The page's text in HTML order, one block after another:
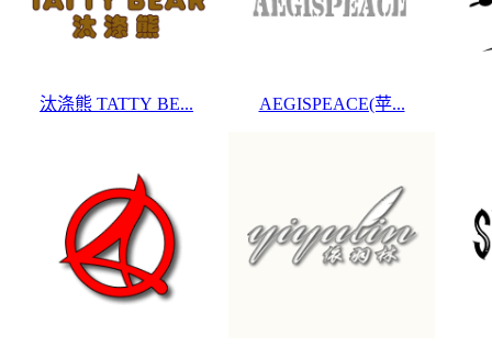
汰涤熊 TATTY BE... AEGISPEACE(苹...